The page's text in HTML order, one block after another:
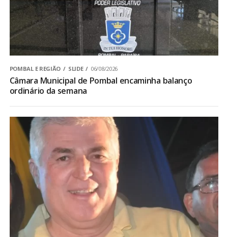
POMBAL E REGIÃO SLIDE 06/08/2026
Câmara Municipal de Pombal encaminha balanço
ordinário da semana